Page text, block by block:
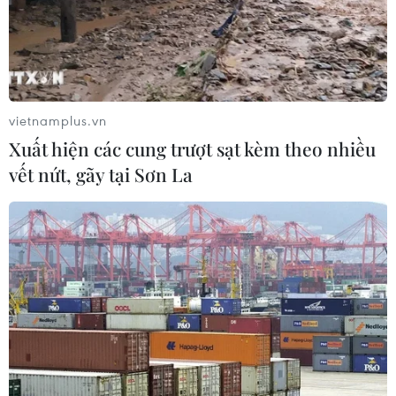
06/08/2026 03:46
Khởi tố thêm 6 đối tượng vụ lập
khống hồ sơ bảo hiểm y tế ở Đắk Lắk
05/08/2026 14:55
Vận chuyển quá cảnh hàng giả và
xâm phạm sở hữu trí tuệ diễn biến
phức tạp
05/08/2026 13:44
24 năm tù cho đôi vợ chồng tổ chức
“bay lắc” trong quán karaoke
05/08/2026 13:41
vietnamplus.vn
Xuất hiện các cung trượt sạt kèm theo nhiều
vết nứt, gãy tại Sơn La